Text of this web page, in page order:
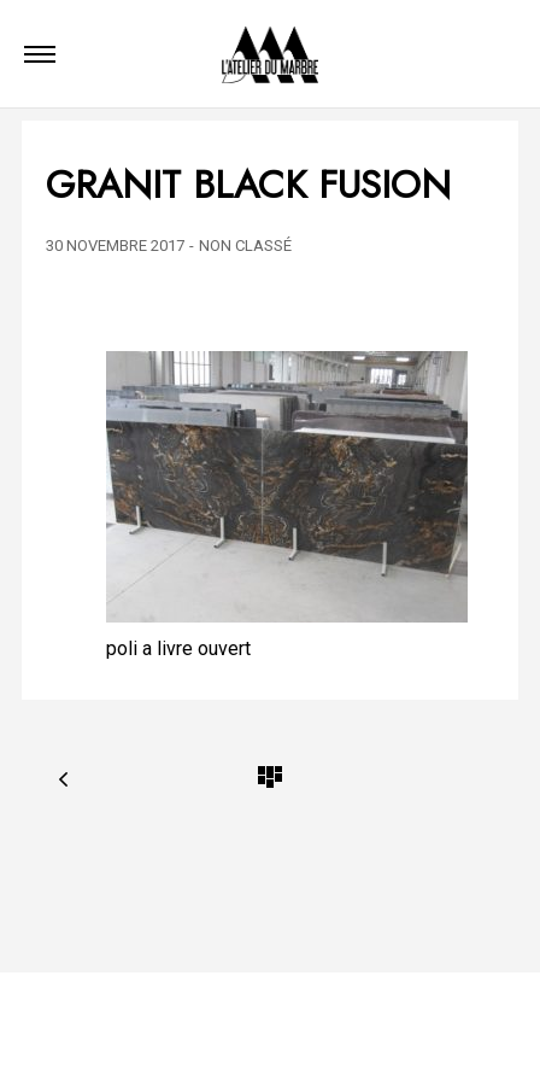
GRANIT BLACK FUSION
30 NOVEMBRE 2017 - NON CLASSÉ
poli a livre ouvert